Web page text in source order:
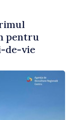
pentru
de-vie